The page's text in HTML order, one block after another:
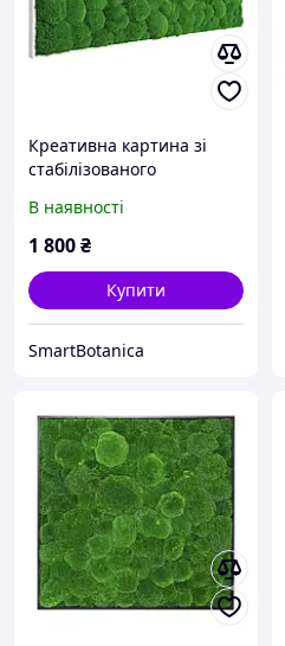
Креативна картина зі
стабілізованого
В наявності
1 800₴
Купити
SmartBotanica